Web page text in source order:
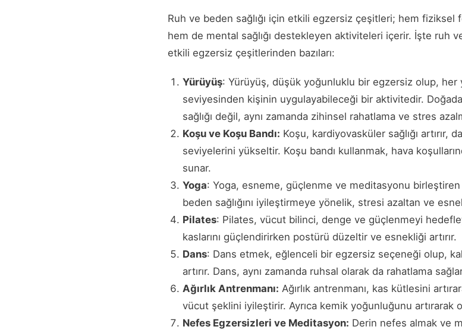
Ruh ve beden sağlığı için etkili egzersiz çeşitleri; hem fiziksel
hem de mental sağlığı destekleyen aktiviteleri içerir. İşte ruh
etkili egzersiz çeşitlerinden bazıları:
Yürüyüş: Yürüyüş, düşük yoğunluklu bir egzersiz olup, her
seviyesinden kişinin uygulayabileceği bir aktivitedir.
sağlığı değil, aynı zamanda zihinsel rahatlama ve stres
Koşu ve Koşu Bandı: Koşu, kardiyovasküler sağlığı artırır,
seviyelerini yükseltir. Koşu bandı kullanmak, hava
sunar.
Yoga: Yoga, esneme, güçlenme ve meditasyonu
beden sağlığını iyileştirmeye yönelik, stresi azaltan ve
Pilates: Pilates, vücut bilinci, denge ve güçlenmeyi
kaslarını güçlendirirken postürü düzeltir ve esnekliği artırır.
Dans: Dans etmek, eğlenceli bir egzersiz seçeneği olup,
artırır. Dans, aynı zamanda ruhsal olarak da rahatlama
Ağırlık Antrenmanı: Ağırlık antrenmanı, kas kütlesini
vücut şeklini iyileştirir. Ayrıca kemik yoğunluğunu artırarak
Nefes Egzersizleri ve Meditasyon: Derin nefes almak ve